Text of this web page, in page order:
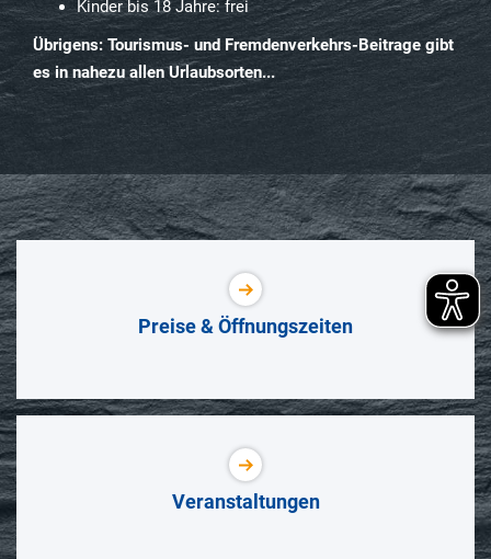
Kinder bis 18 Jahre: frei
Übrigens: Tourismus- und Fremdenverkehrs-Beitrage gibt
es in nahezu allen Urlaubsorten...
Preise & Öffnungszeiten
Veranstaltungen